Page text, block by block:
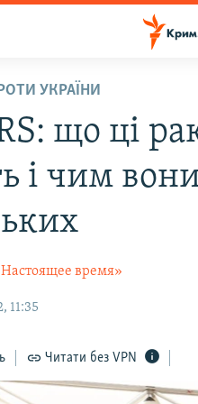
УКРАЇНИ
що ці
і чим
время»
11:35
Читати без VPN